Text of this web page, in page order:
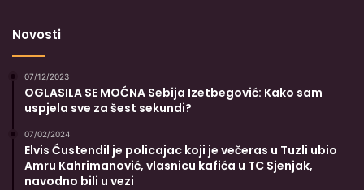
Novosti
07/12/2023
OGLASILA SE MOĆNA Sebija Izetbegović: Kako sam
uspjela sve za šest sekundi?
07/02/2024
Elvis Ćustendil je policajac koji je večeras u Tuzli ubio
Amru Kahrimanović, vlasnicu kafića u TC Sjenjak,
navodno bili u vezi